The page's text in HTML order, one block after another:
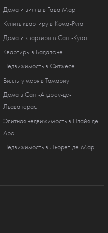
Дома и виллы в Гава Мар
Купить квартиру в Кома-Руга
Дома и квартиры в Сант-Кугат
Квартиры в Бадалоне
Недвижимость в Ситжесе
Виллы у моря в Тамариу
Дома в Сант-Андреу-де-
Льаванерас
Элитная недвижимость в Плайя-де-
Аро
Недвижимость в Льорет-де-Мар